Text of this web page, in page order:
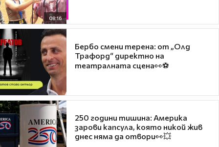
08:16
Бербо смени терена: от „Олд
Трафорд“ директно на
театралната сцена👀⚽
250 години тишина: Америка
зарови капсула, която никой жив
днес няма да отвори👀💥